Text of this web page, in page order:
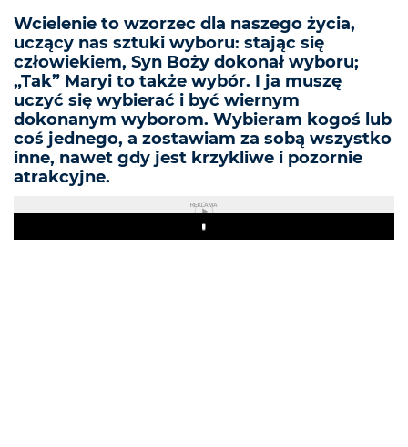
Wcielenie to wzorzec dla naszego życia,
uczący nas sztuki wyboru: stając się
człowiekiem, Syn Boży dokonał wyboru;
„Tak” Maryi to także wybór. I ja muszę
uczyć się wybierać i być wiernym
dokonanym wyborom. Wybieram kogoś lub
coś jednego, a zostawiam za sobą wszystko
inne, nawet gdy jest krzykliwe i pozornie
atrakcyjne.
REKLAMA
Play